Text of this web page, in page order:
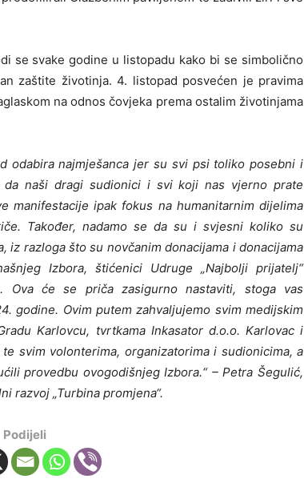
se svake godine u listopadu kako bi se simbolično
zaštite životinja. 4. listopad posvećen je pravima
na odnos čovjeka prema ostalim životinjama
odabira najmješanca jer su svi psi toliko posebni i
da naši dragi sudionici i svi koji nas vjerno prate
manifestacije ipak fokus na humanitarnim dijelima
Također, nadamo se da su i svjesni koliko su
razloga što su novčanim donacijama i donacijama
Izbora, štićenici Udruge „Najbolji prijatelj“
Ova će se priča zasigurno nastaviti, stoga vas
godine. Ovim putem zahvaljujemo svim medijskim
Karlovcu, tvrtkama Inkasator d.o.o. Karlovac i
svim volonterima, organizatorima i sudionicima, a
provedbu ovogodišnjeg Izbora.“ – Petra Šegulić,
razvoj „Turbina promjena“.
Podijeli